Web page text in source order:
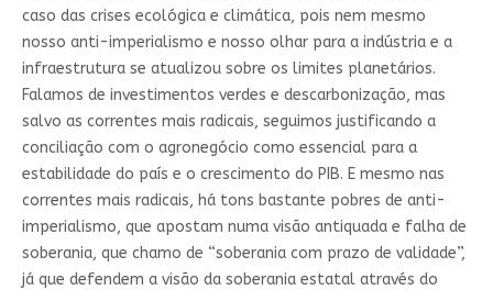
caso das crises ecológica e climática, pois nem mesmo
nosso anti-imperialismo e nosso olhar para a indústria e a
infraestrutura se atualizou sobre os limites planetários.
Falamos de investimentos verdes e descarbonização, mas
salvo as correntes mais radicais, seguimos justificando a
conciliação com o agronegócio como essencial para a
estabilidade do país e o crescimento do PIB. E mesmo nas
correntes mais radicais, há tons bastante pobres de anti-
imperialismo, que apostam numa visão antiquada e falha de
soberania, que chamo de “soberania com prazo de validade”,
já que defendem a visão da soberania estatal através do